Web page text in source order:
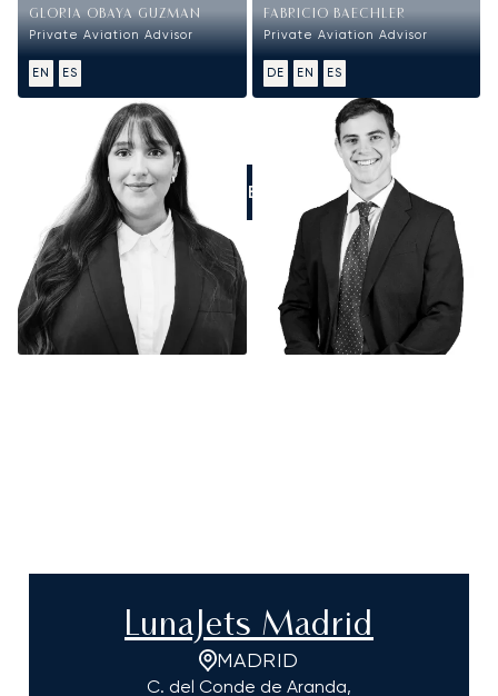
GLORIA OBAYA GUZMAN
Private Aviation Advisor
EN ES
FABRICIO BAECHLER
Private Aviation Advisor
DE EN ES
LLÁMENOS
LunaJets Madrid
MADRID
C. del Conde de Aranda,